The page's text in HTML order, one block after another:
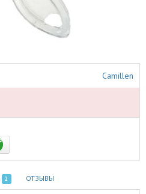
Camillen
2 ОТЗЫВЫ